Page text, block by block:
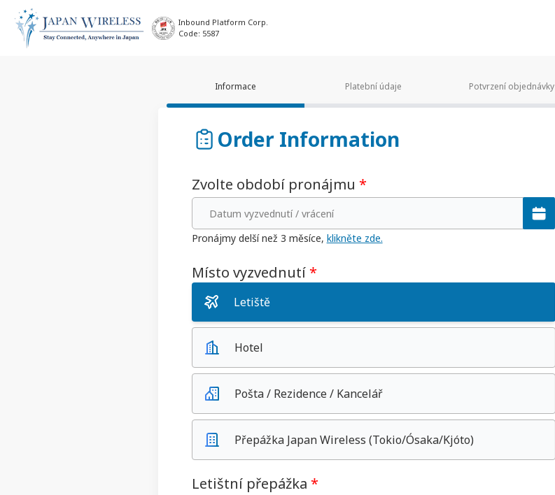
Inbound Platform Corp.
Code: 5587
Informace Platební údaje Potvrzení objednávky
Order Information
Zvolte období pronájmu *
Datum vyzvednutí / vrácení
Pronájmy delší než 3 měsíce, klikněte zde.
Místo vyzvednutí *
Letiště
Hotel
Pošta / Rezidence / Kancelář
Přepážka Japan Wireless (Tokio/Ósaka/Kjóto)
Letištní přepážka *